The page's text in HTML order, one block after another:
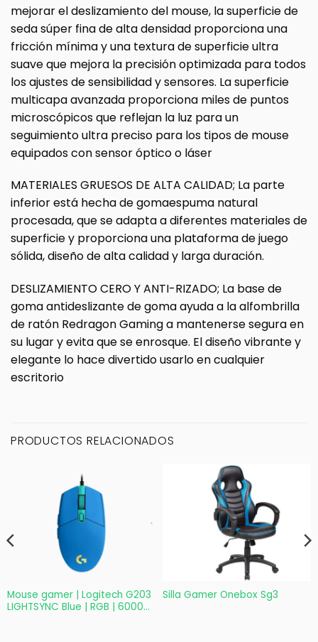
mejorar el deslizamiento del mouse, la superficie de
seda súper fina de alta densidad proporciona una
fricción mínima y una textura de superficie ultra
suave que mejora la precisión optimizada para todos
los ajustes de sensibilidad y sensores. La superficie
multicapa avanzada proporciona miles de puntos
microscópicos que reflejan la luz para un
seguimiento ultra preciso para los tipos de mouse
equipados con sensor óptico o láser
MATERIALES GRUESOS DE ALTA CALIDAD; La parte
inferior está hecha de gomaespuma natural
procesada, que se adapta a diferentes materiales de
superficie y proporciona una plataforma de juego
sólida, diseño de alta calidad y larga duración.
DESLIZAMIENTO CERO Y ANTI-RIZADO; La base de
goma antideslizante de goma ayuda a la alfombrilla
de ratón Redragon Gaming a mantenerse segura en
su lugar y evita que se enrosque. El diseño vibrante y
elegante lo hace divertido usarlo en cualquier
escritorio
PRODUCTOS RELACIONADOS
Mouse gamer | Logitech G203
LIGHTSYNC Blue | RGB | 6000
Silla Gamer Onebox Sg3